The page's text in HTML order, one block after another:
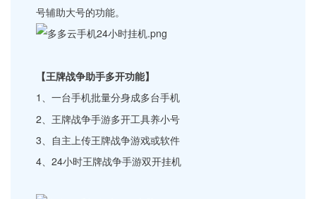
号辅助大号的功能。
【王牌战争助手多开功能】
1、一台手机批量分身成多台手机
2、王牌战争手游多开工具养小号
3、自主上传王牌战争游戏或软件
4、24小时王牌战争手游双开挂机